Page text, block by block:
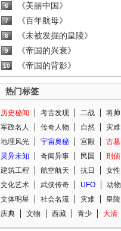
6 《美丽中国》
7 《百年航母》
8 《未被发掘的皇陵》
9 《帝国的兴衰》
10 《帝国的背影》
热门标签
历史秘闻 考古发现 二战 将帅
军政名人
传奇人物 自然 灾难
地理风光
宇宙奥秘 宫殿 古墓
灵异未知
奇闻异事 民国 刑侦
建筑工程
航空航天 抗日 女性
文化艺术
武侠传奇 UFO 动物
文体明星
社会名流 灾难 皇陵
庆典
文物 西藏 青少 大清